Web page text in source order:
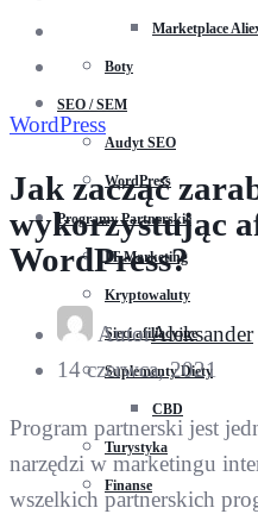
Marketplace
Boty
SEO / SEM
Audyt SEO
WordPress
Programy Partnerskie
IT Marketing
Kryptowaluty
Sieci afiliacyjne
Suplementy Diety
CBD
Turystyka
Finanse
WordPress
Jak zacząć
wykorzystując
WordPress?
AutorAleksander
14 czerwca, 2021
Program partnerski jest
narzędzi w marketingu
wszelkich partnerskich